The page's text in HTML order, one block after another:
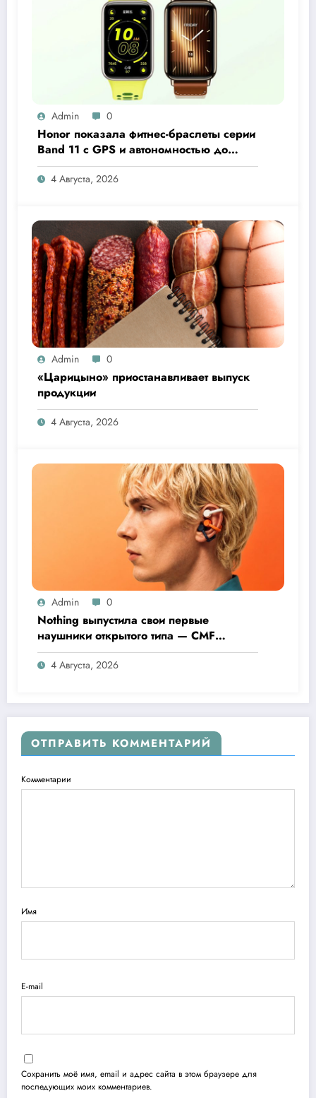
Admin 0
Honor показала фитнес-браслеты серии
Band 11 с GPS и автономностью до
26 дней
4 Августа, 2026
Admin 0
«Царицыно» приостанавливает выпуск
продукции
4 Августа, 2026
Admin 0
Nothing выпустила свои первые
наушники открытого типа — CMF
Clip Pro
4 Августа, 2026
ОТПРАВИТЬ КОММЕНТАРИЙ
Комментарии
Имя
E-mail
Сохранить моё имя, email и адрес сайта в этом браузере для
последующих моих комментариев.